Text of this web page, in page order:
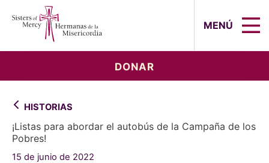
MENÚ
DONAR
HISTORIAS
¡Listas para abordar el autobús de la Campaña de los
Pobres!
15 de junio de 2022